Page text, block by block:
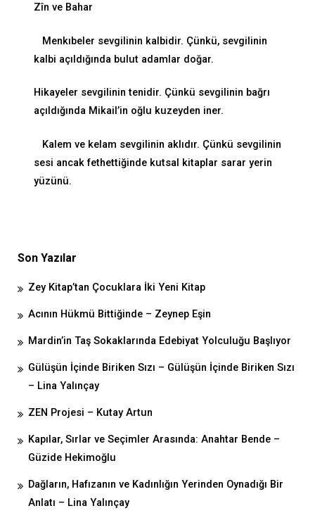
Zîn ve Bahar
Menkıbeler sevgilinin kalbidir. Çünkü, sevgilinin
kalbi açıldığında bulut adamlar doğar.
Hikayeler sevgilinin tenidir. Çünkü sevgilinin bağrı
açıldığında Mikail’in oğlu kuzeyden iner.
Kalem ve kelam sevgilinin aklıdır. Çünkü sevgilinin
sesi ancak fethettiğinde kutsal kitaplar sarar yerin
yüzünü.
Son Yazılar
Zey Kitap’tan Çocuklara İki Yeni Kitap
Acının Hükmü Bittiğinde – Zeynep Eşin
Mardin’in Taş Sokaklarında Edebiyat Yolculuğu Başlıyor
Gülüşün İçinde Biriken Sızı – Gülüşün İçinde Biriken Sızı
– Lina Yalınçay
ZEN Projesi – Kutay Artun
Kapılar, Sırlar ve Seçimler Arasında: Anahtar Bende –
Güzide Hekimoğlu
Dağların, Hafızanın ve Kadınlığın Yerinden Oynadığı Bir
Anlatı – Lina Yalınçay